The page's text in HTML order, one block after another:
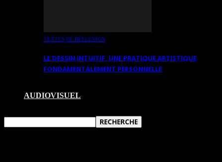
TEXTES DE RÉFLEXION
LE DESSIN INTUITIF. UNE PRATIQUE ARTISTIQUE
FONDAMENTALEMENT PERSONNELLE
AUDIOVISUEL